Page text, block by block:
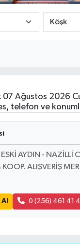
07 Ağustos 2026
telefon ve
AYDIN - NAZİLLİ
ALIŞVERİŞ
0 (256) 461 41